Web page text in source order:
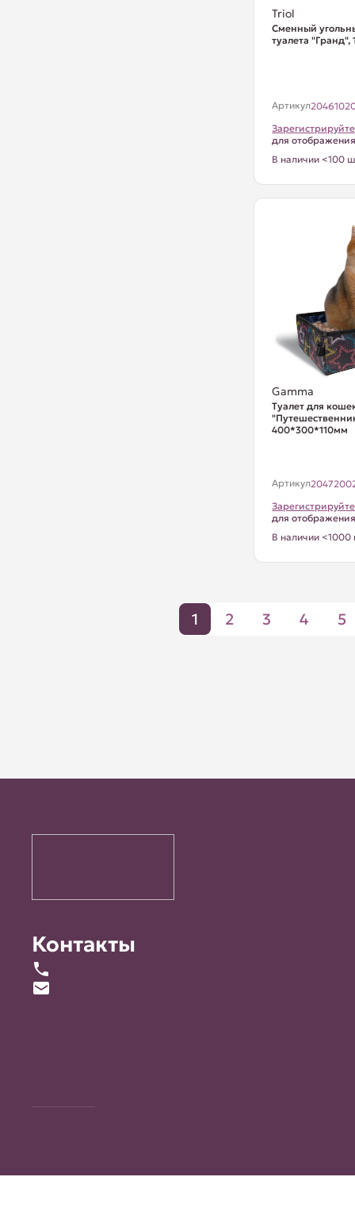
Triol
Сменный
туалета "Гранд",
Артикул
для
В наличии <100
Gamma
Туалет для
400*300*110мм
Артикул
для
В наличии <1000
1 2 3 4 5
Контакты